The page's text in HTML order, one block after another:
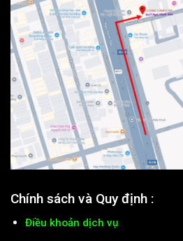
Chính sách và Quy định :
Điều khoản dịch vụ